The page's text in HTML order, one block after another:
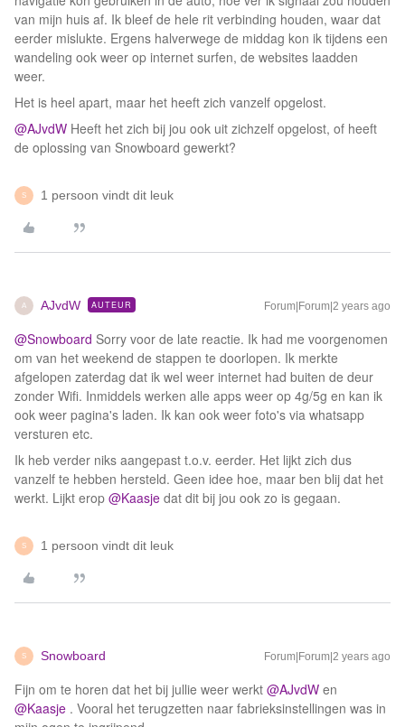
van mijn huis af. Ik bleef de hele rit verbinding houden, waar dat
eerder mislukte. Ergens halverwege de middag kon ik tijdens een
wandeling ook weer op internet surfen, de websites laadden
weer.
Het is heel apart, maar het heeft zich vanzelf opgelost.
@AJvdW Heeft het zich bij jou ook uit zichzelf opgelost, of heeft
de oplossing van Snowboard gewerkt?
S 1 persoon vindt dit leuk
A AJvdW AUTEUR Forum|Forum|2 years ago
@Snowboard Sorry voor de late reactie. Ik had me voorgenomen
om van het weekend de stappen te doorlopen. Ik merkte
afgelopen zaterdag dat ik wel weer internet had buiten de deur
zonder Wifi. Inmiddels werken alle apps weer op 4g/5g en kan ik
ook weer pagina's laden. Ik kan ook weer foto's via whatsapp
versturen etc.
Ik heb verder niks aangepast t.o.v. eerder. Het lijkt zich dus
vanzelf te hebben hersteld. Geen idee hoe, maar ben blij dat het
werkt. Lijkt erop @Kaasje dat dit bij jou ook zo is gegaan.
S 1 persoon vindt dit leuk
S Snowboard Forum|Forum|2 years ago
Fijn om te horen dat het bij jullie weer werkt @AJvdW en
@Kaasje . Vooral het terugzetten naar fabrieksinstellingen was in